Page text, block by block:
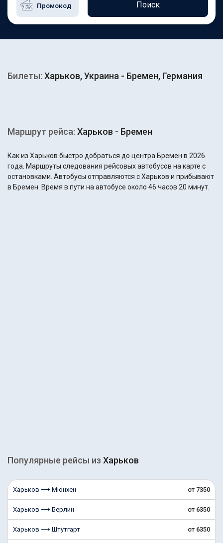
Поиск
Билеты: Харьков, Украина - Бремен, Германия
Маршрут рейса: Харьков - Бремен
Как из Харьков быстро добраться до центра Бремен в 2026
года. Маршруты следования рейсовых автобусов на карте с
остановками. Автобусы отправляются с Харьков и прибывают
в Бремен. Время в пути на автобусе около 46 часов 20 минут.
Популярные рейсы из Харьков
Харьков ⟶ Мюнхен от 7350
Харьков ⟶ Берлин от 6350
Харьков ⟶ Штутгарт от 6350